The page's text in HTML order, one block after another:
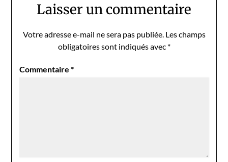
Laisser un commentaire
Votre adresse e-mail ne sera pas publiée. Les champs
obligatoires sont indiqués avec *
Commentaire*